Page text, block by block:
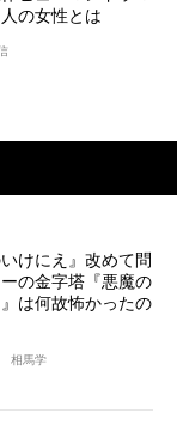
の女性とは
いけにえ』改めて問
の金字塔『悪魔の
は何故怖かったの
相馬学